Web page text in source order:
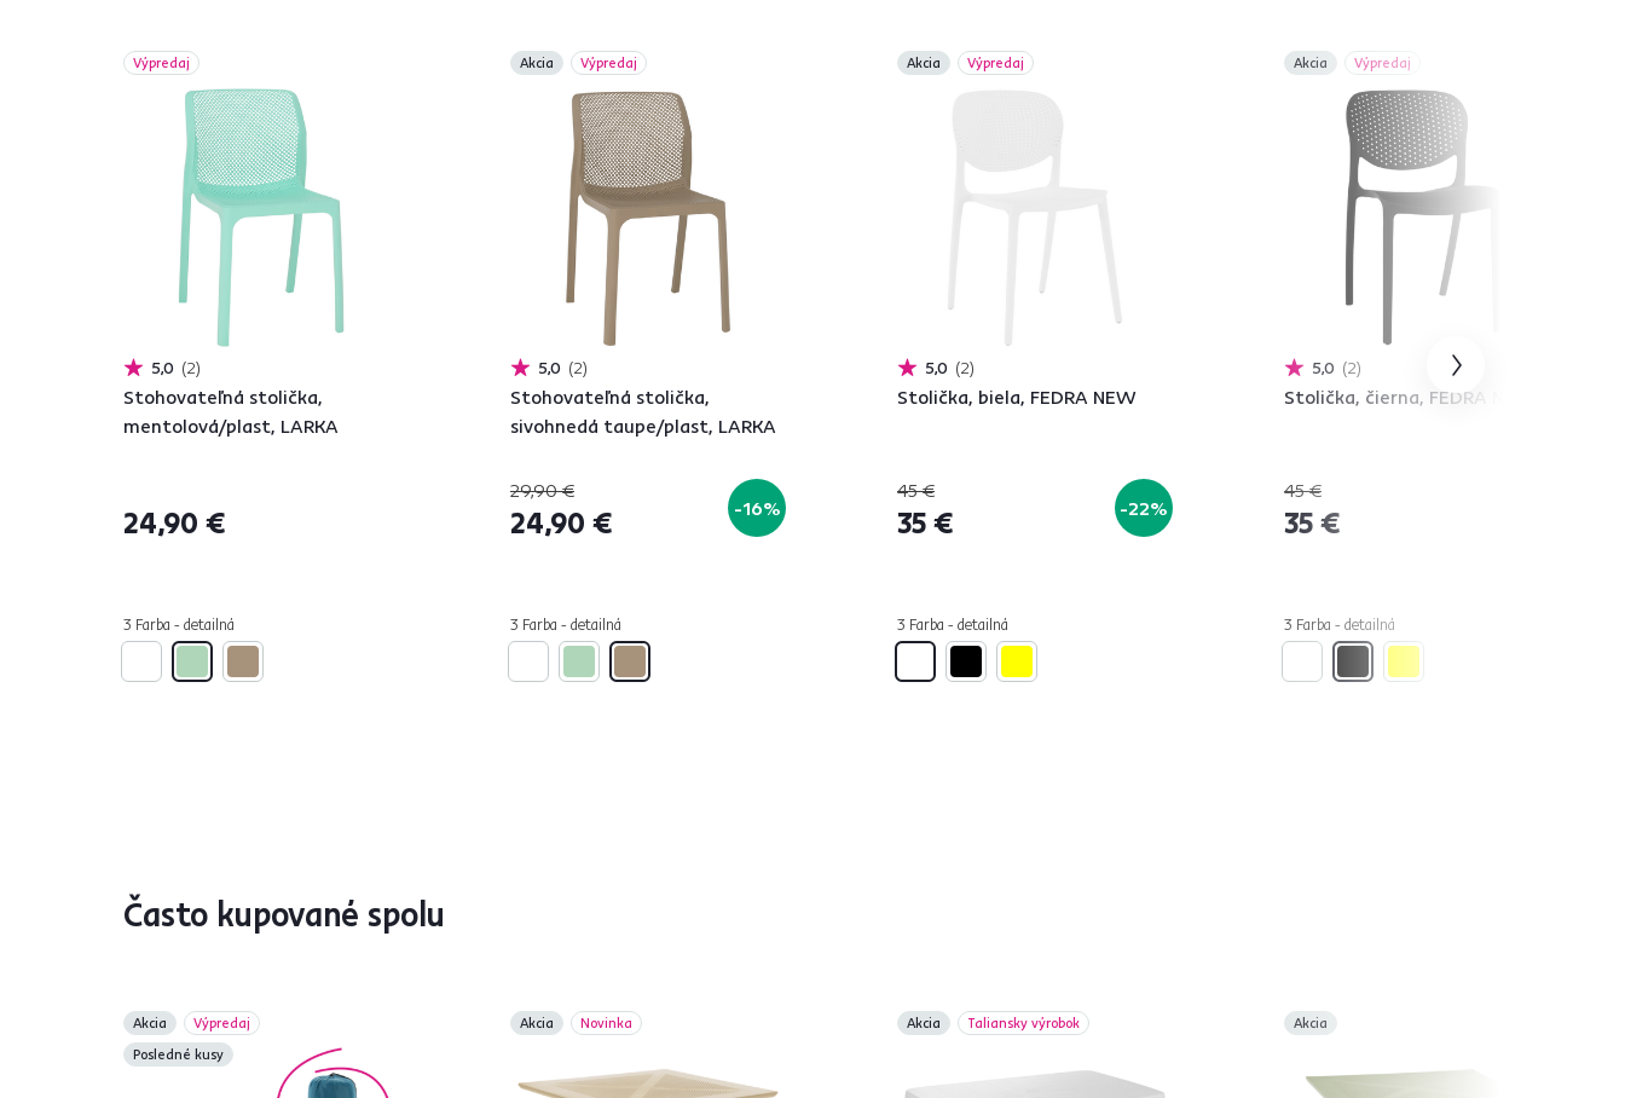
Výpredaj
5,0 2
Stohovateľná stolička,
mentolová/plast, LARKA
24,90 €
3 Farba - detailná
Akcia Výpredaj
5,0 2
Stohovateľná stolička,
sivohnedá taupe/plast, LARKA
29,90 €
24,90 € -16%
3 Farba - detailná
Akcia Výpredaj
5,0 2
Stolička, biela, FEDRA NEW
45 €
35 € -22%
3 Farba - detailná
Akcia Výpredaj
5,0 2
Stolička, čierna, FEDRA NEW
45 €
35 €
3 Farba - detailná
Často kupované spolu
Akcia
Výpredaj
Posledné kusy
Akcia Novinka Akcia Taliansky výrobok Akcia